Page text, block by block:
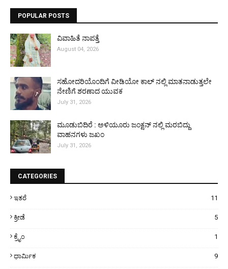
POPULAR POSTS
ವಿವಾಹಿತೆ ನಾಪತ್ತೆ
August 04, 2026
ಸಹೋದರಿಯೊಂದಿಗೆ ವೀಡಿಯೋ ಕಾಲ್ ನಲ್ಲಿ ಮಾತನಾಡುತ್ತಲೇ
ನೇಣಿಗೆ ಶರಣಾದ ಯುವಕ
July 31, 2026
ಮೂಡುಬಿದಿರೆ : ಅಳಿಯೂರು ಜಂಕ್ಷನ್ ನಲ್ಲಿ ಮರಬಿದ್ದು
ವಾಹನಗಳು ಜಖಂ
July 31, 2026
CATEGORIES
ಇತರೆ 11
ಕ್ರೀಡೆ 5
ಕ್ರೈಂ 1
ಧಾರ್ಮಿಕ 9